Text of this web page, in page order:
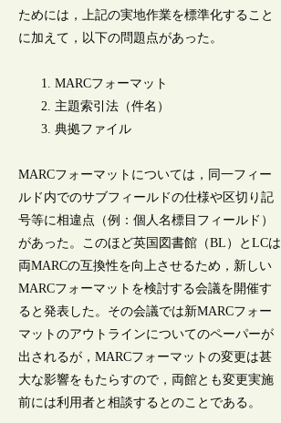
ためには，上記の実地作業を標準化すること
に加えて，以下の問題点があった。
MARCフォーマット
主題索引法（件名）
典拠ファイル
MARCフォーマットについては，同一フィー
ルド内でのサブフィールドの仕様や区切り記
号等に相違点（例：個人名標目フィールド）
があった。このほど英国図書館（BL）とLCは
両MARCの互換性を向上させるため，新しい
MARCフォーマットを検討する会議を開催す
ると発表した。その会議では新MARCフォー
マットのアウトラインについてのペーパーが
出されるが，MARCフォーマットの変更は甚
大な影響をもたらすので，両館とも変更実施
前には利用者と相談するとのことである。